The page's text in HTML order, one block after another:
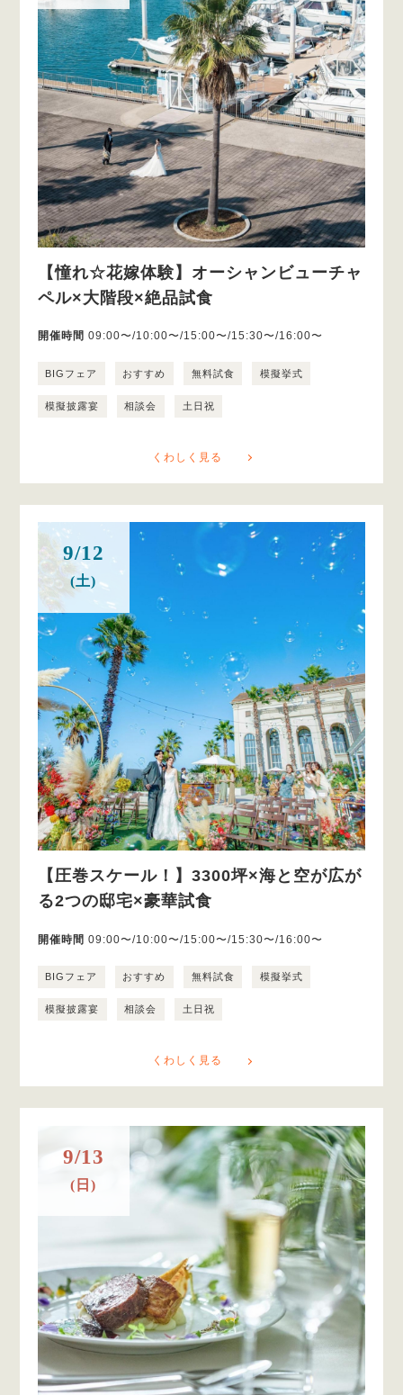
【憧れ☆花嫁体験】オーシャンビューチャ
ペル×大階段×絶品試食
開催時間 09:00〜/10:00〜/15:00〜/15:30〜/16:00〜
BIGフェア おすすめ 無料試食 模擬挙式
模擬披露宴 相談会 土日祝
くわしく見る
9/12
(土)
【圧巻スケール！】3300坪×海と空が広が
る2つの邸宅×豪華試食
開催時間 09:00〜/10:00〜/15:00〜/15:30〜/16:00〜
BIGフェア おすすめ 無料試食 模擬挙式
模擬披露宴 相談会 土日祝
くわしく見る
9/13
(日)